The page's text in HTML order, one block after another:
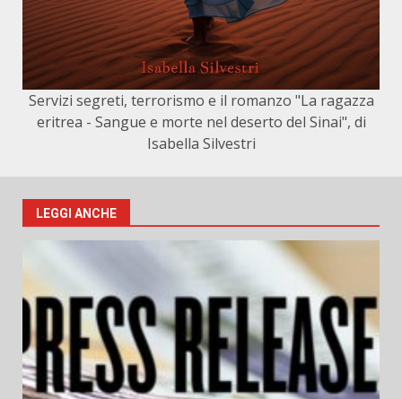
Servizi segreti, terrorismo e il romanzo "La ragazza
eritrea - Sangue e morte nel deserto del Sinai", di
Isabella Silvestri
LEGGI ANCHE